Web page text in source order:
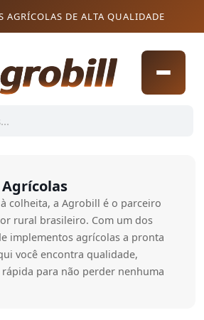
AGRÍCOLAS DE ALTA QUALIDADE
colheita, a Agrobill é o parceiro
rural brasileiro. Com um dos
implementos agrícolas a pronta
você encontra qualidade,
para não perder nenhuma